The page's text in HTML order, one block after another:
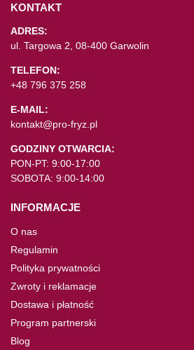
KONTAKT
ADRES:
ul. Targowa 2, 08-400 Garwolin
TELEFON:
+48 796 375 258
E-MAIL:
kontakt@pro-fryz.pl
GODZINY OTWARCIA:
PON-PT: 9:00-17:00
SOBOTA: 9:00-14:00
INFORMACJE
O nas
Regulamin
Polityka prywatności
Zwroty i reklamacje
Dostawa i płatność
Program partnerski
Blog